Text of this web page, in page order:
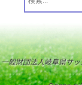
一般財団法人岐阜県サ